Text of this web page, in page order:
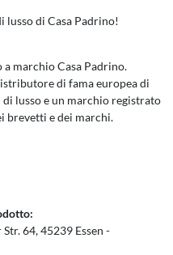
di Casa Padrino!
marchio Casa Padrino.
di fama europea di
lusso e un marchio registrato
brevetti e dei marchi.
Str.64 45239 Essen